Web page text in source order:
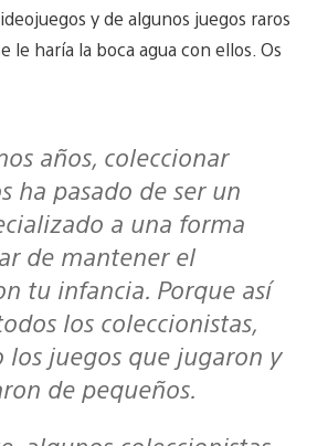
y de algunos juegos raros
le haría la boca agua con ellos. Os
ha pasado de ser un
a una forma
de mantener el
tu infancia. Porque así
los coleccionistas,
los juegos que jugaron y
de pequeños.